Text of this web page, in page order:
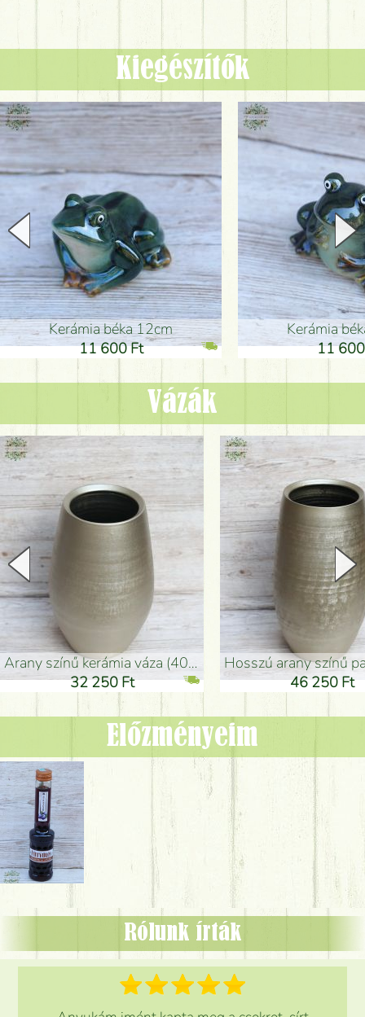
Kiegészítők
Kerámia béka 12cm
11 600 Ft
Kerámia
11
Vázák
arany színű kerámia váza (40x26cm)
32 250 Ft
hosszú arany színű
46 250 Ft
Előzményeim
Rólunk írták